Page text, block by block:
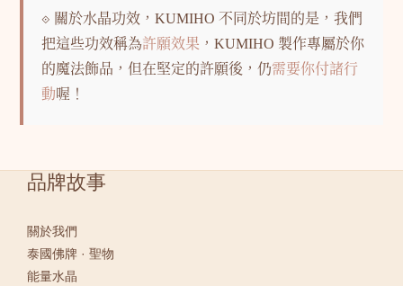
⟐ 關於水晶功效，KUMIHO 不同於坊間的是，我們
把這些功效稱為許願效果 ，KUMIHO 製作專屬於你
的魔法飾品，但在堅定的許願後，仍需要你付諸行
動喔！
品牌故事
關於我們
泰國佛牌 · 聖物
能量水晶